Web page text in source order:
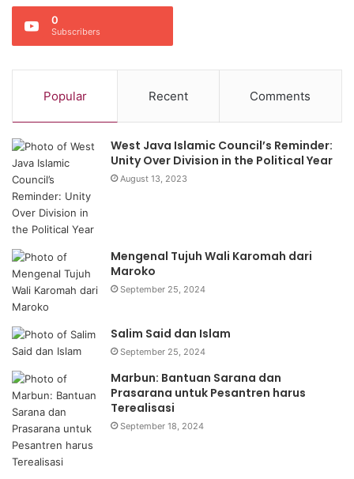
0
Subscribers
Popular Recent Comments
West Java Islamic Council’s Reminder:
Unity Over Division in the Political Year
August 13, 2023
Mengenal Tujuh Wali Karomah dari
Maroko
September 25, 2024
Salim Said dan Islam
September 25, 2024
Marbun: Bantuan Sarana dan
Prasarana untuk Pesantren harus
Terealisasi
September 18, 2024